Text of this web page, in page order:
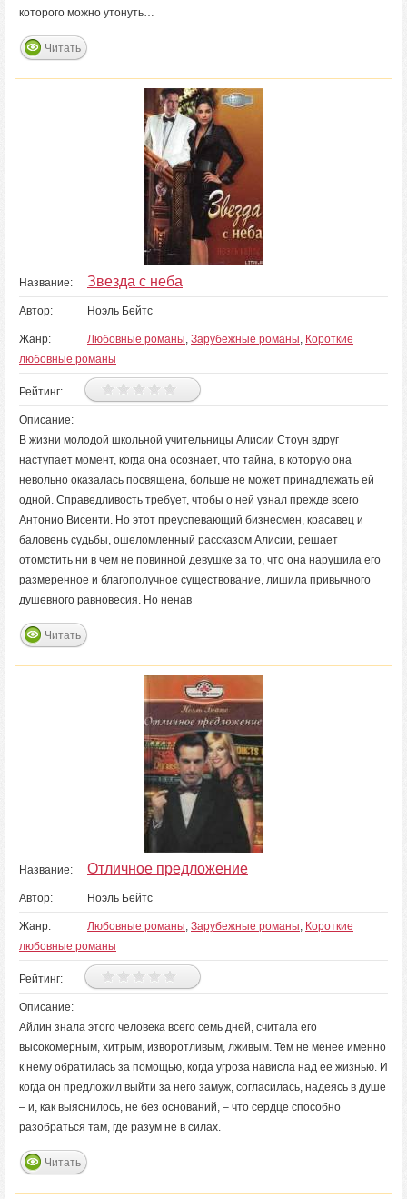
которого можно утонуть…
Читать
Название: Звезда с неба
Автор: Ноэль Бейтс
Жанр: Любовные романы, Зарубежные романы, Короткие
любовные романы
Рейтинг:
Описание:
В жизни молодой школьной учительницы Алисии Стоун вдруг
наступает момент, когда она осознает, что тайна, в которую она
невольно оказалась посвящена, больше не может принадлежать ей
одной. Справедливость требует, чтобы о ней узнал прежде всего
Антонио Висенти. Но этот преуспевающий бизнесмен, красавец и
баловень судьбы, ошеломленный рассказом Алисии, решает
отомстить ни в чем не повинной девушке за то, что она нарушила его
размеренное и благополучное существование, лишила привычного
душевного равновесия. Но ненав
Читать
Название: Отличное предложение
Автор: Ноэль Бейтс
Жанр: Любовные романы, Зарубежные романы, Короткие
любовные романы
Рейтинг:
Описание:
Айлин знала этого человека всего семь дней, считала его
высокомерным, хитрым, изворотливым, лживым. Тем не менее именно
к нему обратилась за помощью, когда угроза нависла над ее жизнью. И
когда он предложил выйти за него замуж, согласилась, надеясь в душе
– и, как выяснилось, не без оснований, – что сердце способно
разобраться там, где разум не в силах.
Читать